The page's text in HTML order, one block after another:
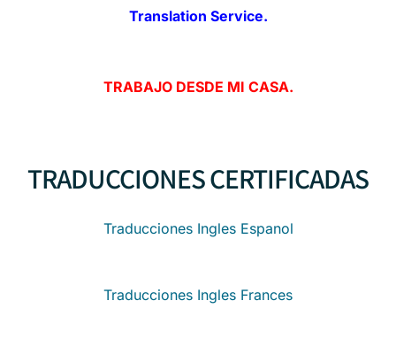
Translation Service.
TRABAJO DESDE MI CASA.
TRADUCCIONES CERTIFICADAS
Traducciones Ingles Espanol
Traducciones Ingles Frances